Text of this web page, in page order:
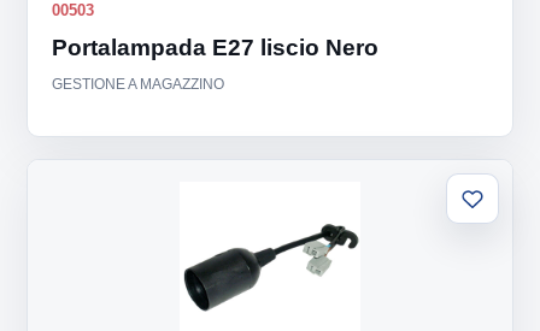
00503
Portalampada E27 liscio Nero
GESTIONE A MAGAZZINO
Aggiungi
alla